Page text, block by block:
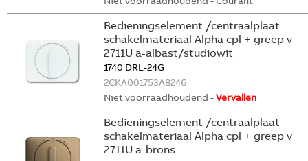
Bedieningselement /centraalplaat
schakelmateriaal Alpha cpl + greep v
2711U a-albast/studiowit
1740 DRL-24G
2CKA001753A8246
Niet voorraadhoudend -Vervallen
Bedieningselement /centraalplaat
schakelmateriaal Alpha cpl + greep v
2711U a-brons